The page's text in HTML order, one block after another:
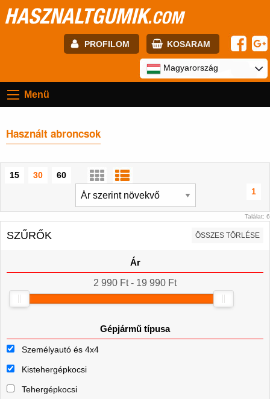
HASZNALTGUMIK.COM
PROFILOM KOSARAM
Jelszó:
Magyarország
Menü
Használt abroncsok
15 30
60
1
Találat: 6
SZŰRŐK ÖSSZES TÖRLÉSE
Ár
2 990 Ft - 19 990 Ft
Gépjármű típusa
Személyautó és 4x4
Kistehergépkocsi
Tehergépkocsi